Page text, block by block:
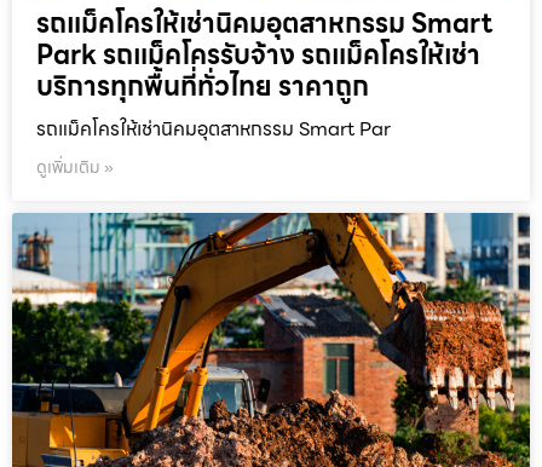
รถแม็คโครให้เช่านิคมอุตสาหกรรม Smart
Park รถแม็คโครรับจ้าง รถแม็คโครให้เช่า
บริการทุกพื้นที่ทั่วไทย ราคาถูก
รถแม็คโครให้เช่านิคมอุตสาหกรรม Smart Par
ดูเพิ่มเติม »